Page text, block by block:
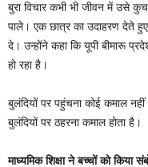
बुरा विचार कभी भी जीवन में उसे
पाले। एक छात्र का उदाहरण देते
दे। उन्होंने कहा कि यूपी बीमारू
हो रहा है।
बुलंदियों पर पहुंचना कोई कमाल
बुलंदियों पर ठहरना कमाल होता है।
माध्यमिक शिक्षा ने बच्चों को किया